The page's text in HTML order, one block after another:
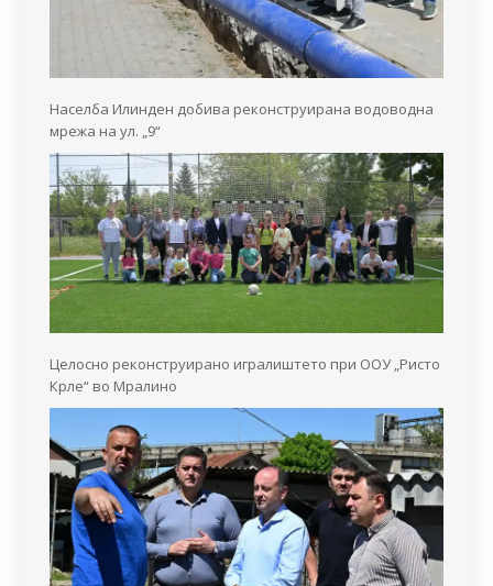
Населба Илинден добива реконструирана водоводна
мрежа на ул. „9“
Целосно реконструирано игралиштето при ООУ „Ристо
Крле“ во Мралино